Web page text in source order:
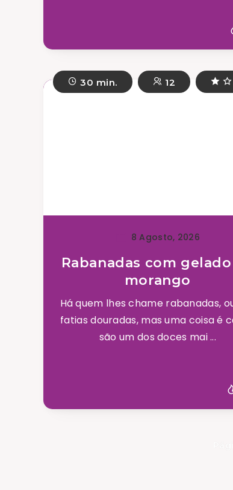
30 min. 12
8 Agosto, 2026
Rabanadas com
morango
Há quem lhes chame rabanadas,
fatias douradas, mas uma coisa é
são um dos doces mai ...